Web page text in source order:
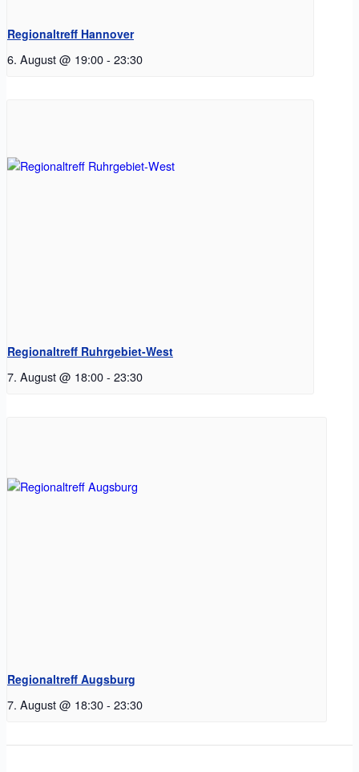
Regionaltreff Hannover
6. August @ 19:00- 23:30
Regionaltreff Ruhrgebiet-West
7. August @ 18:00- 23:30
Regionaltreff Augsburg
7. August @ 18:30- 23:30